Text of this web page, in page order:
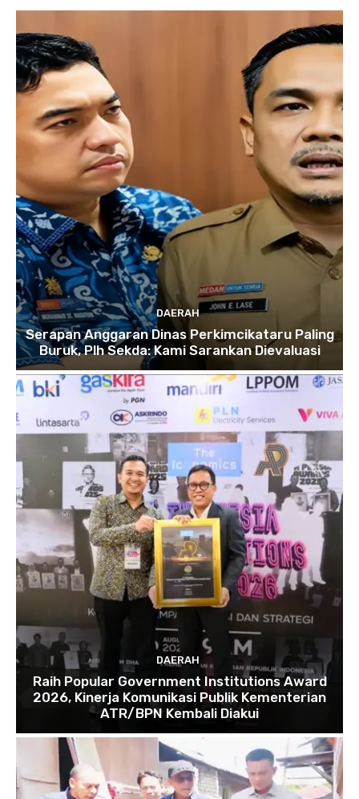
DAERAH
Serapan Anggaran Dinas Perkimcikataru Paling
Buruk, Plh Sekda: Kami Sarankan Dievaluasi
DAERAH
Raih Popular Government Institutions Award
2026, Kinerja Komunikasi Publik Kementerian
ATR/BPN Kembali Diakui